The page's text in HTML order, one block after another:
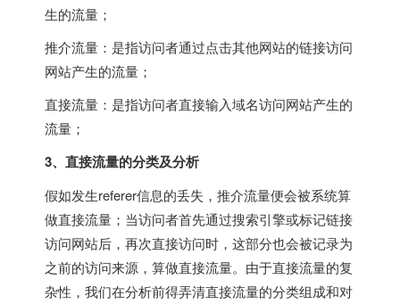
生的流量；
推介流量：是指访问者通过点击其他网站的链接访问
网站产生的流量；
直接流量：是指访问者直接输入域名访问网站产生的
流量；
3、直接流量的分类及分析
假如发生referer信息的丢失，推介流量便会被系统算
做直接流量；当访问者首先通过搜索引擎或标记链接
访问网站后，再次直接访问时，这部分也会被记录为
之前的访问来源，算做直接流量。由于直接流量的复
杂性，我们在分析前得弄清直接流量的分类组成和对